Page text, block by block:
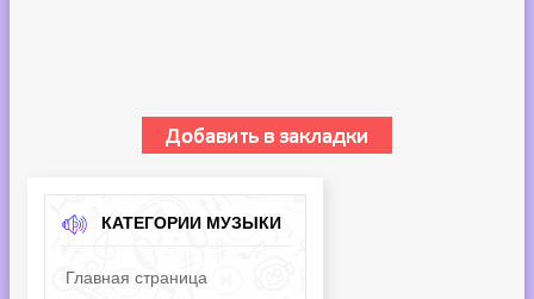
КАТЕГОРИИ МУЗЫКИ
Главная страница